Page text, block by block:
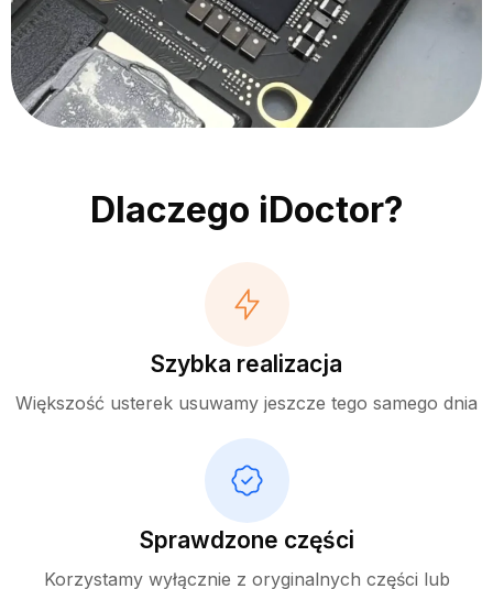
Dlaczego iDoctor?
Szybka realizacja
Większość usterek usuwamy jeszcze tego samego dnia
Sprawdzone części
Korzystamy wyłącznie z oryginalnych części lub